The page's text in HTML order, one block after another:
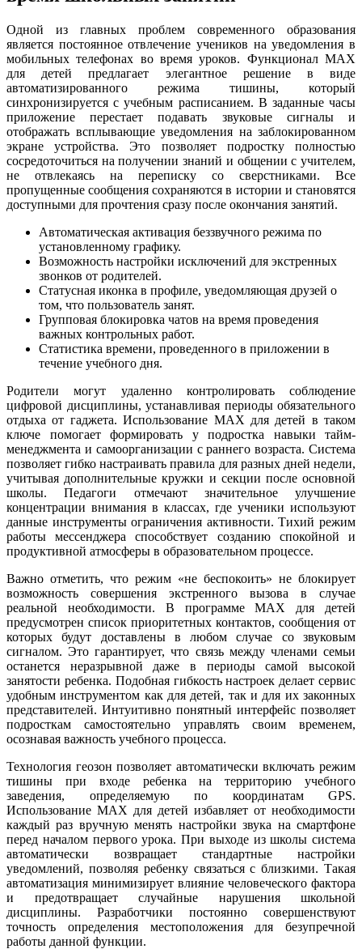
Одной из главных проблем современного образования
является постоянное отвлечение учеников на уведомления в
мобильных телефонах во время уроков. Функционал MAX
для детей предлагает элегантное решение в виде
автоматизированного режима тишины, который
синхронизируется с учебным расписанием. В заданные часы
приложение перестает подавать звуковые сигналы и
отображать всплывающие уведомления на заблокированном
экране устройства. Это позволяет подростку полностью
сосредоточиться на получении знаний и общении с учителем,
не отвлекаясь на переписку со сверстниками. Все
пропущенные сообщения сохраняются в истории и становятся
доступными для прочтения сразу после окончания занятий.
Автоматическая активация беззвучного режима по
установленному графику.
Возможность настройки исключений для экстренных
звонков от родителей.
Статусная иконка в профиле, уведомляющая друзей о
том, что пользователь занят.
Групповая блокировка чатов на время проведения
важных контрольных работ.
Статистика времени, проведенного в приложении в
течение учебного дня.
Родители могут удаленно контролировать соблюдение
цифровой дисциплины, устанавливая периоды обязательного
отдыха от гаджета. Использование MAX для детей в таком
ключе помогает формировать у подростка навыки тайм-
менеджмента и самоорганизации с раннего возраста. Система
позволяет гибко настраивать правила для разных дней недели,
учитывая дополнительные кружки и секции после основной
школы. Педагоги отмечают значительное улучшение
концентрации внимания в классах, где ученики используют
данные инструменты ограничения активности. Тихий режим
работы мессенджера способствует созданию спокойной и
продуктивной атмосферы в образовательном процессе.
Важно отметить, что режим «не беспокоить» не блокирует
возможность совершения экстренного вызова в случае
реальной необходимости. В программе MAX для детей
предусмотрен список приоритетных контактов, сообщения от
которых будут доставлены в любом случае со звуковым
сигналом. Это гарантирует, что связь между членами семьи
останется неразрывной даже в периоды самой высокой
занятости ребенка. Подобная гибкость настроек делает сервис
удобным инструментом как для детей, так и для их законных
представителей. Интуитивно понятный интерфейс позволяет
подросткам самостоятельно управлять своим временем,
осознавая важность учебного процесса.
Технология геозон позволяет автоматически включать режим
тишины при входе ребенка на территорию учебного
заведения, определяемую по координатам GPS.
Использование MAX для детей избавляет от необходимости
каждый раз вручную менять настройки звука на смартфоне
перед началом первого урока. При выходе из школы система
автоматически возвращает стандартные настройки
уведомлений, позволяя ребенку связаться с близкими. Такая
автоматизация минимизирует влияние человеческого фактора
и предотвращает случайные нарушения школьной
дисциплины. Разработчики постоянно совершенствуют
точность определения местоположения для безупречной
работы данной функции.